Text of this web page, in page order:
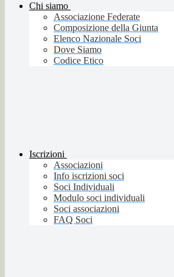
Chi siamo
Associazione Federate
Composizione della Giunta
Elenco Nazionale Soci
Dove Siamo
Codice Etico
Iscrizioni
Associazioni
Info iscrizioni soci
Soci Individuali
Modulo soci individuali
Soci associazioni
FAQ Soci